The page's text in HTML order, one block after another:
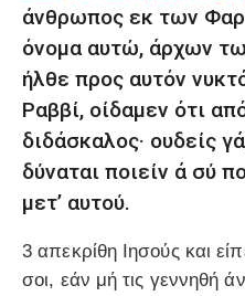
άνθρωπος εκ των
όνομα αυτώ, άρχων
ήλθε προς αυτόν
Ραββί, οίδαμεν ότι
διδάσκαλος· ουδείς
δύναται ποιείν ά σύ
μετ’ αυτού.
3 απεκρίθη Ιησούς και
σοι, εάν μή τις γεννηθή